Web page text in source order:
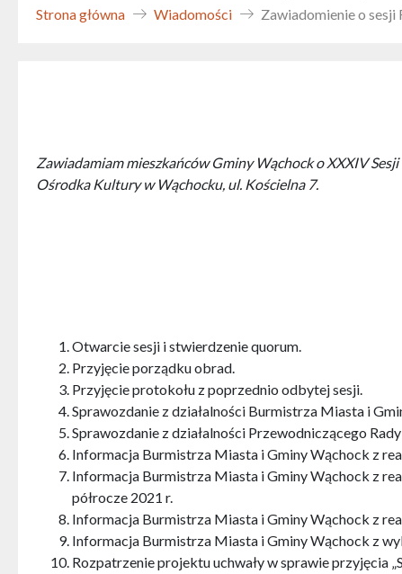
Strona główna Wiadomości Zawiadomienie o
Zawiadamiam mieszkańców Gminy Wąchock o XXXIV
Ośrodka Kultury w Wąchocku, ul. Kościelna 7.
Otwarcie sesji i stwierdzenie quorum.
Przyjęcie porządku obrad.
Przyjęcie protokołu z poprzednio odbytej sesji.
Sprawozdanie z działalności Burmistrza Miasta i
Sprawozdanie z działalności Przewodniczącego
Informacja Burmistrza Miasta i Gminy Wąchock z
Informacja Burmistrza Miasta i Gminy Wąchock z
półrocze 2021 r.
Informacja Burmistrza Miasta i Gminy Wąchock z
Informacja Burmistrza Miasta i Gminy Wąchock z
Rozpatrzenie projektu uchwały w sprawie przyjęcia